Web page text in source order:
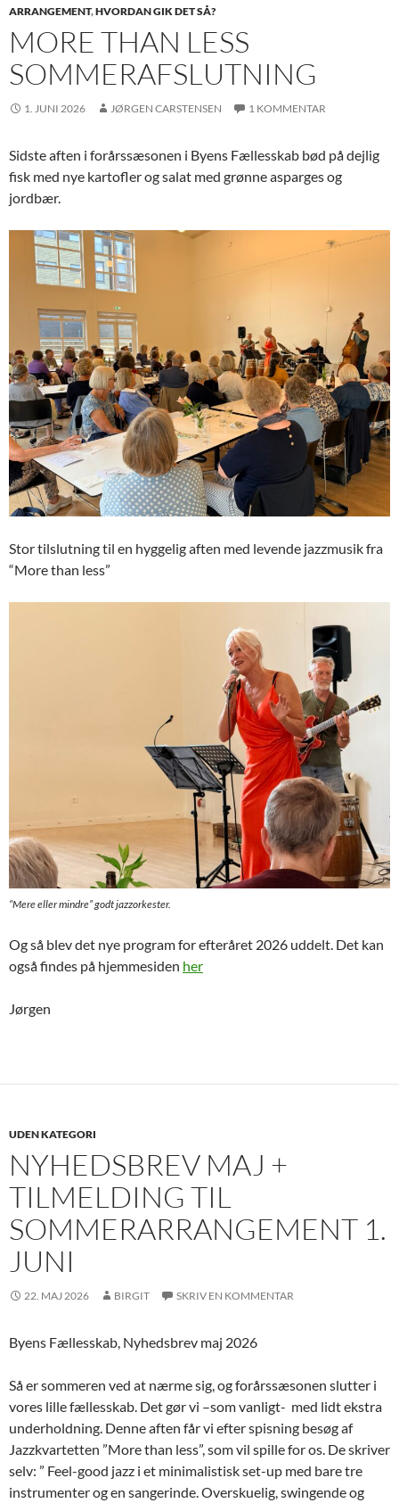
ARRANGEMENT,HVORDAN GIK DET SÅ?
MORE THAN LESS
SOMMERAFSLUTNING
1. JUNI 2026 JØRGEN CARSTENSEN 1 KOMMENTAR
Sidste aften i forårssæsonen i Byens Fællesskab bød på dejlig
fisk med nye kartofler og salat med grønne asparges og
jordbær.
Stor tilslutning til en hyggelig aften med levende jazzmusik fra
“More than less”
“Mere eller mindre” godt jazzorkester.
Og så blev det nye program for efteråret 2026 uddelt. Det kan
også findes på hjemmesiden her
Jørgen
UDEN KATEGORI
NYHEDSBREV MAJ +
TILMELDING TIL
SOMMERARRANGEMENT 1.
JUNI
22. MAJ 2026 BIRGIT SKRIV EN KOMMENTAR
Byens Fællesskab, Nyhedsbrev maj 2026
Så er sommeren ved at nærme sig, og forårssæsonen slutter i
vores lille fællesskab. Det gør vi –som vanligt- med lidt ekstra
underholdning. Denne aften får vi efter spisning besøg af
Jazzkvartetten ”More than less”, som vil spille for os. De skriver
selv: ” Feel-good jazz i et minimalistisk set-up med bare tre
instrumenter og en sangerinde. Overskuelig, swingende og